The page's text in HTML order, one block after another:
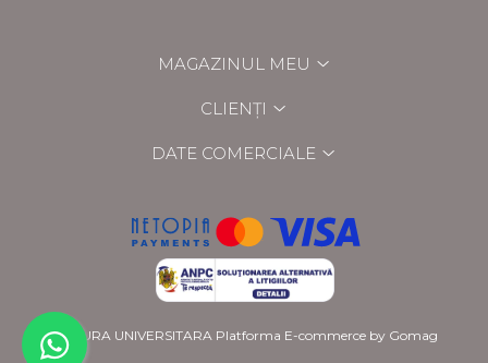
MAGAZINUL MEU
CLIENȚI
DATE COMERCIALE
EDITURA UNIVERSITARA Platforma E-commerce by Gomag